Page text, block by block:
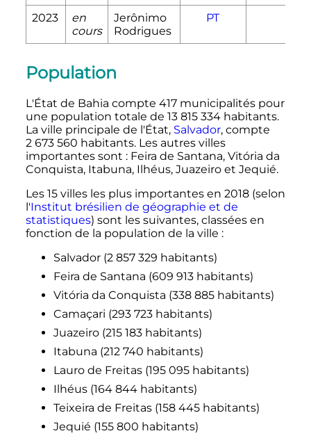
2023
en
cours
Jerônimo
Rodrigues
PT
Population
L'État de Bahia compte 417 municipalités pour
une population totale de 13 815 334 habitants.
La ville principale de l'État, Salvador, compte
2 673 560 habitants. Les autres villes
importantes sont : Feira de Santana, Vitória da
Conquista, Itabuna, Ilhéus, Juazeiro et Jequié.
Les 15 villesles plus importantes en 2018 (selon
l'Institut brésilien de géographie et de
statistiques) sont les suivantes, classées en
fonction de la population de la ville :
Salvador (2 857 329 habitants)
Feira de Santana (609 913 habitants)
Vitória da Conquista (338 885 habitants)
Camaçari (293 723 habitants)
Juazeiro (215 183 habitants)
Itabuna (212 740 habitants)
Lauro de Freitas (195 095 habitants)
Ilhéus (164 844 habitants)
Teixeira de Freitas (158 445 habitants)
Jequié (155 800 habitants)